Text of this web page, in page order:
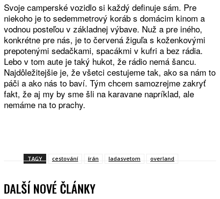
Svoje camperské vozidlo si každý definuje sám. Pre
niekoho je to sedemmetrový koráb s domácim kinom a
vodnou posteľou v základnej výbave. Nuž a pre iného,
konkrétne pre nás, je to červená žiguľa s koženkovými
prepotenými sedačkami, spacákmi v kufri a bez rádia.
Lebo v tom aute je taký hukot, že rádio nemá šancu.
Najdôležitejšie je, že všetci cestujeme tak, ako sa nám to
páči a ako nás to baví. Tým chcem samozrejme zakryť
fakt, že aj my by sme šli na karavane napríklad, ale
nemáme na to prachy.
TAGY cestování írán ladasvetom overland
DALŠÍ NOVÉ ČLÁNKY